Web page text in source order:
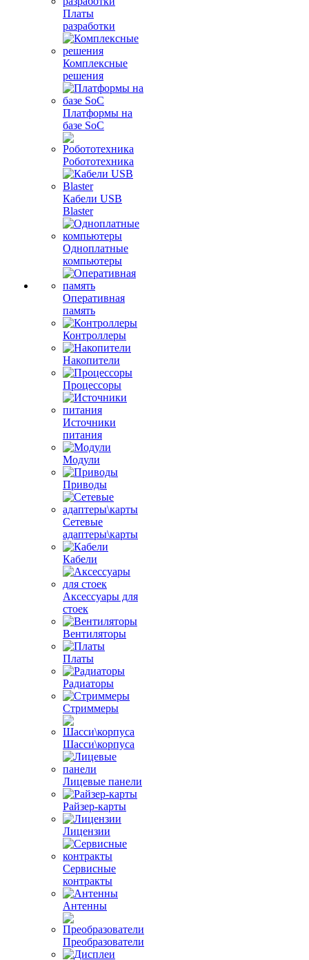
Платы
разработки
Комплексные
решения
Платформы на
базе SoC
Робототехника
Кабели USB
Blaster
Одноплатные
компьютеры
Оперативная
память
Контроллеры
Накопители
Процессоры
Источники
питания
Модули
Приводы
Сетевые
адаптеры\карты
Кабели
Аксессуары для
стоек
Вентиляторы
Платы
Радиаторы
Стриммеры
Шасси\корпуса
Лицевые панели
Райзер-карты
Лицензии
Сервисные
контракты
Антенны
Преобразователи